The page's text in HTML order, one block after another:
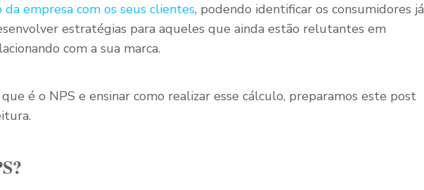
empresa com os seus clientes, podendo identificar os consumidores já
estratégias para aqueles que ainda estão relutantes em
com a sua marca.
é o NPS e ensinar como realizar esse cálculo, preparamos este post